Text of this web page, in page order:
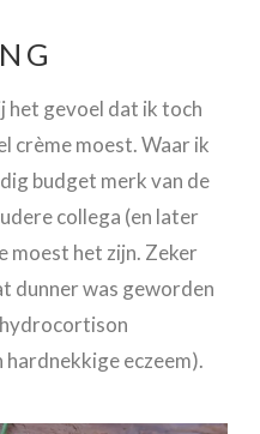
het gevoel dat ik toch
crème moest. Waar ik
budget merk van de
collega (en later
moest het zijn. Zeker
dunner was geworden
eczeem).